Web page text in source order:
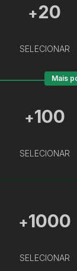
+20
SELECIONAR
+100
SELECIONAR
Mais
+1000
SELECIONAR